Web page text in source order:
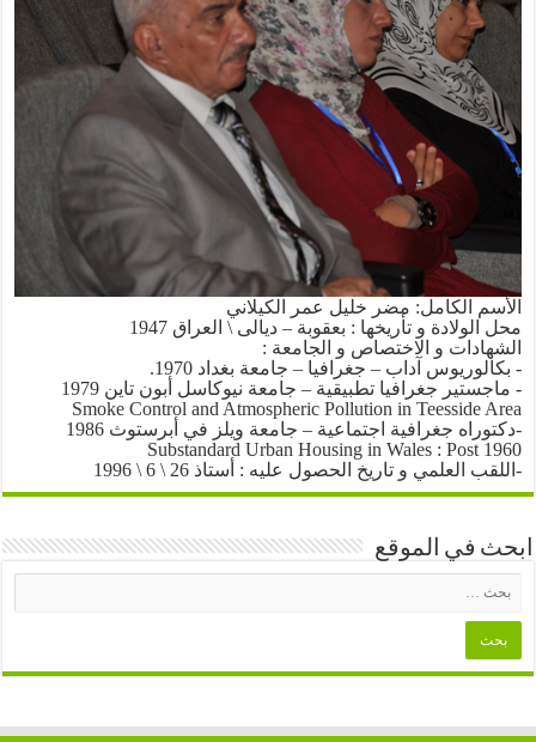
الأسم الكامل: مضر خليل عمر الكيلاني
محل الولادة و تأريخها : بعقوبة – ديالى \ العراق 1947
الشهادات و الاختصاص و الجامعة :
- بكالوريوس آداب – جغرافيا – جامعة بغداد 1970.
- ماجستير جغرافيا تطبيقية – جامعة نيوكاسل أبون تاين 1979
Smoke Control and Atmospheric Pollution in Teesside Area
-دكتوراه جغرافية اجتماعية – جامعة ويلز في أبرستوث 1986
Substandard Urban Housing in Wales : Post 1960
-اللقب العلمي و تاريخ الحصول عليه : أستاذ 26 \ 6 \ 1996
ابحث في الموقع